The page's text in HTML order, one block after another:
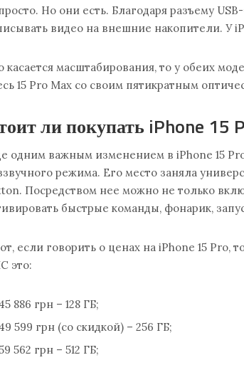
Но они есть. Благодаря разъему
видео на внешние накопители. У
касается масштабирования, то у обеих
15 Pro Max со своим пятикратным
ли покупать iPhone 15
одним важным изменением в iPhone 15
режима. Его место заняла
Посредством нее можно не только
быстрые команды, фонарик,
если говорить о ценах на iPhone 15 Pro,
это:
886 грн – 128 ГБ;
599 грн (со скидкой) – 256 ГБ;
562 грн – 512 ГБ;